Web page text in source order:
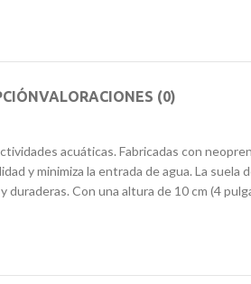
VALORACIONES (0)
acuáticas. Fabricadas con
y minimiza la entrada de agua. La
duraderas. Con una altura de 10 cm (4